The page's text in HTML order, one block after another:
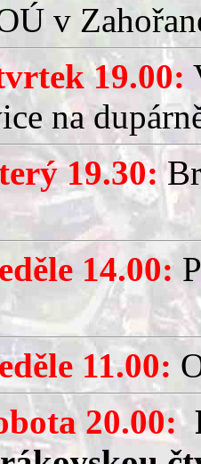
v
19.00:
na
19.30:
14.00:
11.00:
20.00: